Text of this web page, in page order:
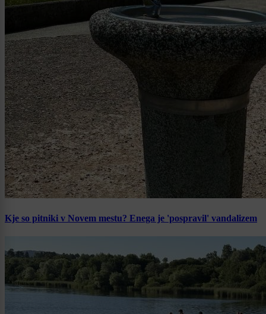
Kje so pitniki v Novem mestu? Enega je 'pospravil' vandalizem